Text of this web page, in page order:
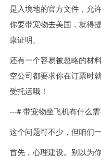
是入境地的官方文件，允
你要带宠物去美国，就得
康证明。
还有一个容易被忽略的材
空公司都要求你在订票时
受托运哦！
---# 带宠物坐飞机有什么
这个问题可不少，但咱们一
首先，心理建设。别以为